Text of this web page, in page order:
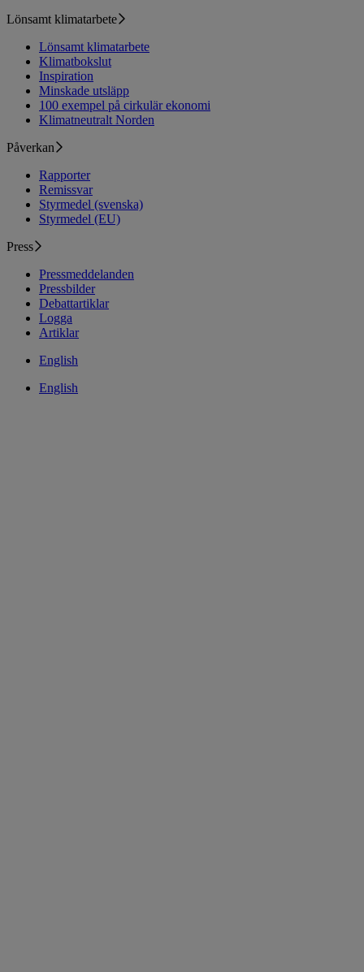
Lönsamt klimatarbete
Lönsamt klimatarbete
Klimatbokslut
Inspiration
Minskade utsläpp
100 exempel på cirkulär ekonomi
Klimatneutralt Norden
Påverkan
Rapporter
Remissvar
Styrmedel (svenska)
Styrmedel (EU)
Press
Pressmeddelanden
Pressbilder
Debattartiklar
Logga
Artiklar
English
English